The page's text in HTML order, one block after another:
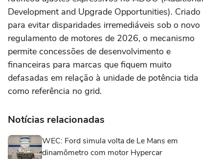
Development and Upgrade Opportunities). Criado
para evitar disparidades irremediáveis sob o novo
regulamento de motores de 2026, o mecanismo
permite concessões de desenvolvimento e
financeiras para marcas que fiquem muito
defasadas em relação à unidade de potência tida
como referência no grid.
Notícias relacionadas
WEC: Ford simula volta de Le Mans em
dinamômetro com motor Hypercar